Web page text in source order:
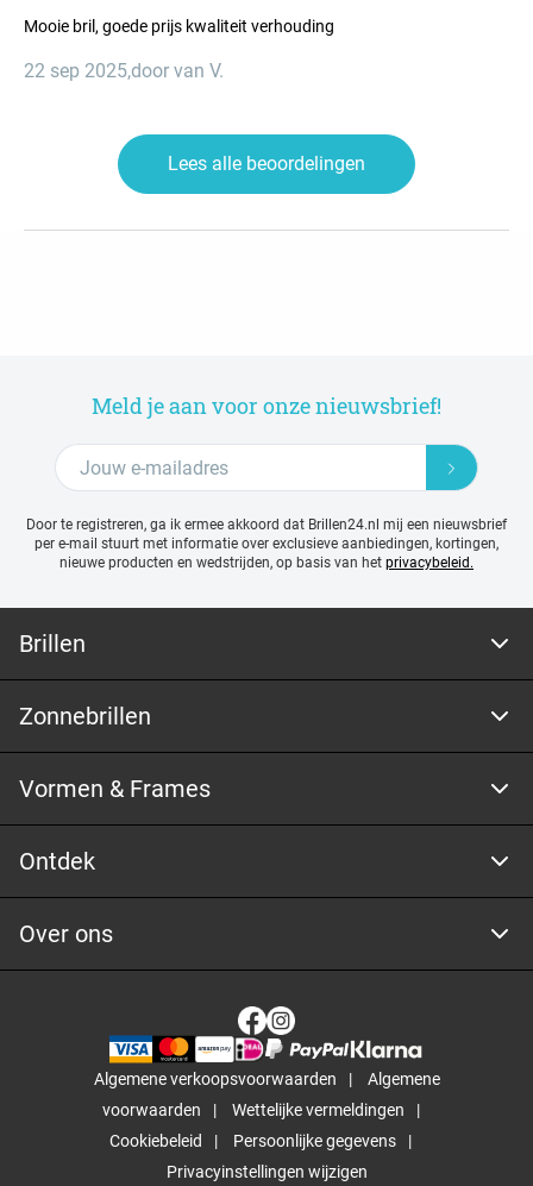
Mooie bril, goede prijs kwaliteit verhouding
22 sep 2025,door van V.
Lees alle beoordelingen
Meld je aan voor onze nieuwsbrief!
Door te registreren, ga ik ermee akkoord dat Brillen24.nl mij een nieuwsbrief
per e-mail stuurt met informatie over exclusieve aanbiedingen, kortingen,
nieuwe producten en wedstrijden, op basis van het privacybeleid.
Brillen
Zonnebrillen
Vormen & Frames
Ontdek
Over ons
Algemene verkoopsvoorwaarden
Algemene
voorwaarden
Wettelijke vermeldingen
Cookiebeleid
Persoonlijke gegevens
Privacyinstellingen wijzigen